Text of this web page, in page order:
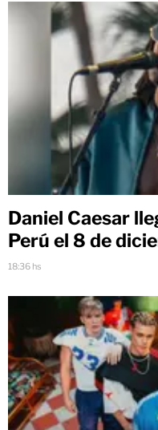
Daniel Caesar
Perú el 8 de
18:36 hs